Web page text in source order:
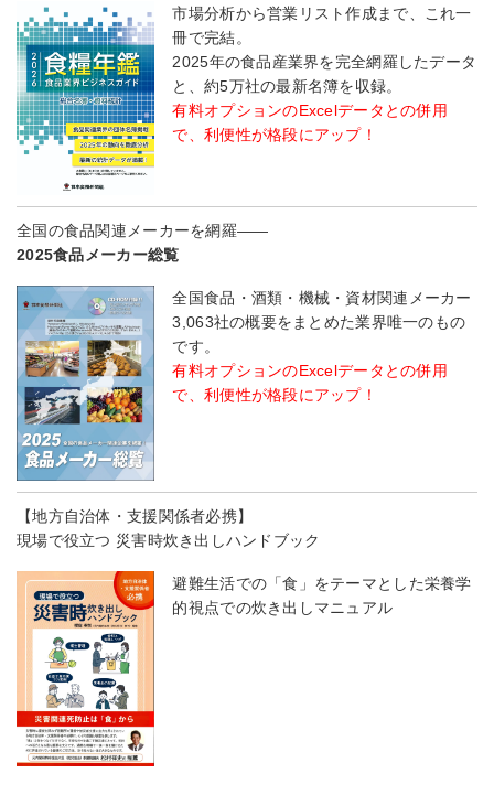
市場分析から営業リスト作成まで、これ一
冊で完結。
2025年の食品産業界を完全網羅したデータ
と、約5万社の最新名簿を収録。
有料オプションのExcelデータとの併用
で、利便性が格段にアップ！
全国の食品関連メーカーを網羅――
2025食品メーカー総覧
全国食品・酒類・機械・資材関連メーカー
3,063社の概要をまとめた業界唯一のもの
です。
有料オプションのExcelデータとの併用
で、利便性が格段にアップ！
【地方自治体・支援関係者必携】
現場で役立つ 災害時炊き出しハンドブック
避難生活での「食」をテーマとした栄養学
的視点での炊き出しマニュアル